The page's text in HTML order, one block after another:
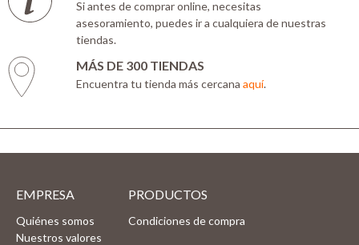
Si antes de comprar online, necesitas
asesoramiento, puedes ir a cualquiera de nuestras
tiendas.
MÁS DE 300 TIENDAS
Encuentra tu tienda más cercana aquí.
EMPRESA
Quiénes somos
Nuestros valores
PRODUCTOS
Condiciones de compra